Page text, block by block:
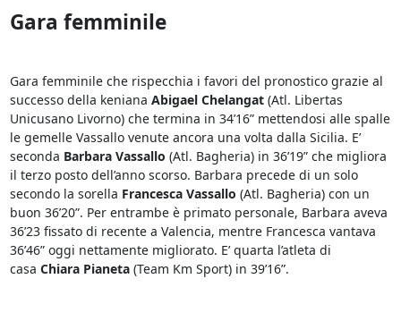
Gara femminile
Gara femminile che rispecchia i favori del pronostico grazie al
successo della keniana Abigael Chelangat(Atl. Libertas
Unicusano Livorno) che termina in 34’16” mettendosi alle spalle
le gemelle Vassallo venute ancora una volta dalla Sicilia. E’
seconda Barbara Vassallo (Atl. Bagheria) in 36’19” che migliora
il terzo posto dell’anno scorso. Barbara precede di un solo
secondo la sorella Francesca Vassallo (Atl. Bagheria) con un
buon 36’20”. Per entrambe è primato personale, Barbara aveva
36’23 fissato di recente a Valencia, mentre Francesca vantava
36’46” oggi nettamente migliorato. E’ quarta l’atleta di
casa Chiara Pianeta(Team Km Sport) in 39’16”.